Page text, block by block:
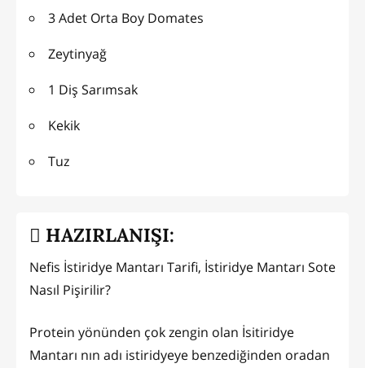
3 Adet Orta Boy Domates
Zeytinyağ
1 Diş Sarımsak
Kekik
Tuz
HAZIRLANIŞI:
Nefis İstiridye Mantarı Tarifi, İstiridye Mantarı Sote
Nasıl Pişirilir?
Protein yönünden çok zengin olan İsitiridye
Mantarı nın adı istiridyeye benzediğinden oradan